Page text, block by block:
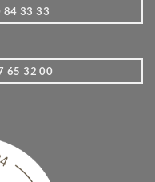
84 33 33
65 32 00